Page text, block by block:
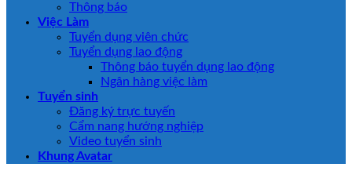
Thông báo
Việc Làm
Tuyển dụng viên chức
Tuyển dụng lao động
Thông báo tuyển dụng lao động
Ngân hàng việc làm
Tuyển sinh
Đăng ký trực tuyến
Cẩm nang hướng nghiệp
Video tuyển sinh
Khung Avatar